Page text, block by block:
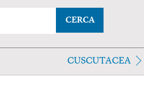
CERCA
CUSCUTACEA